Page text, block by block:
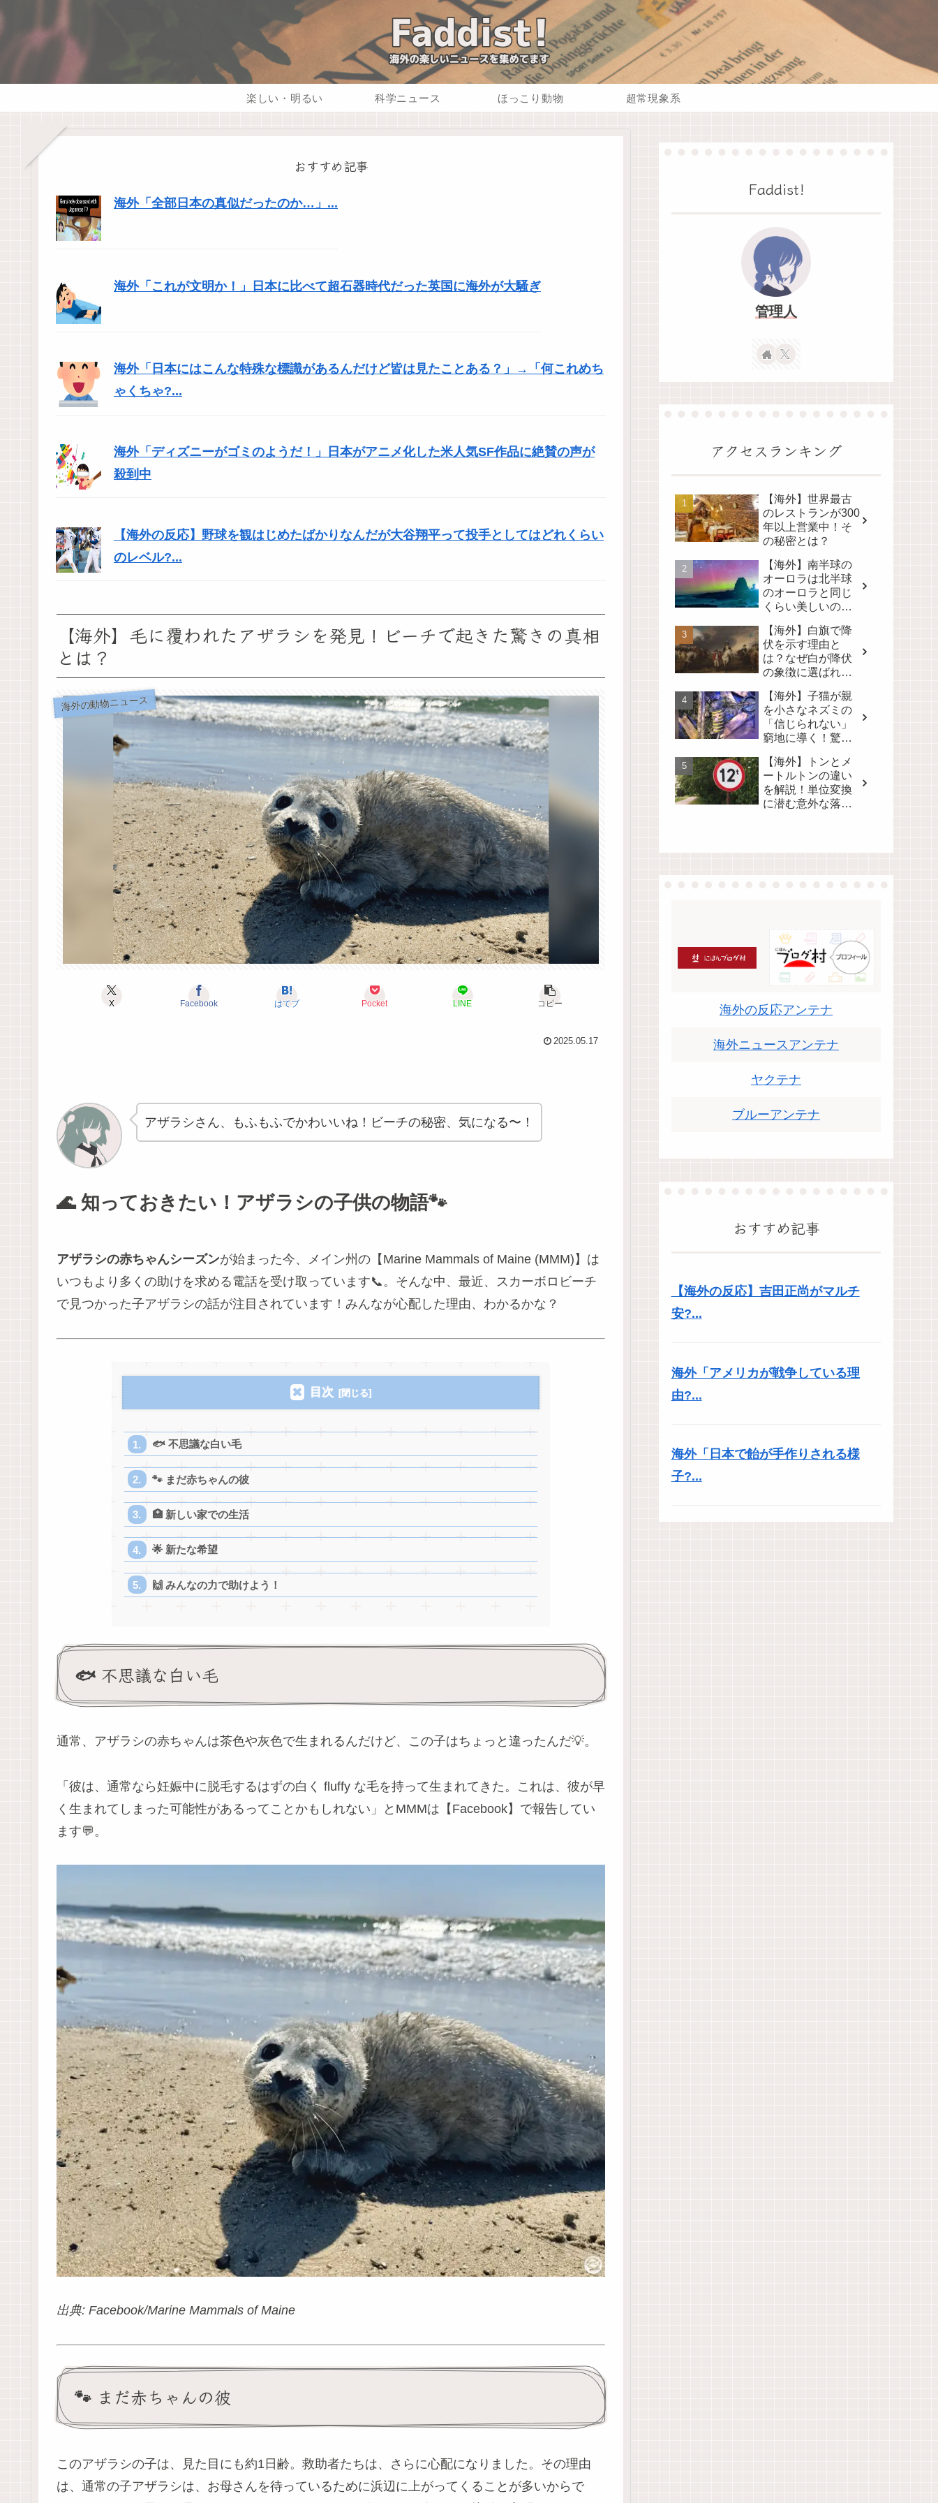
楽しい・明るい 科学ニュース ほっこり動物 超常現象系
おすすめ記事
海外「全部日本の真似だったのか…」...
海外「これが文明か！」日本に比べて超石器時代だった英国に海外が大騒ぎ
海外「日本にはこんな特殊な標識があるんだけど皆は見たことある？」→「何これめち
ゃくちゃ?...
海外「ディズニーがゴミのようだ！」日本がアニメ化した米人気SF作品に絶賛の声が
殺到中
【海外の反応】野球を観はじめたばかりなんだが大谷翔平って投手としてはどれくらい
のレベル?...
【海外】毛に覆われたアザラシを発見！ビーチで起きた驚きの真相
とは？
海外の動物ニュース
X Facebook はてブ Pocket LINE コピー
2025.05.17
アザラシさん、もふもふでかわいいね！ビーチの秘密、気になる〜！
🌊 知っておきたい！アザラシの子供の物語🐾
アザラシの赤ちゃんシーズンが始まった今、メイン州の【Marine Mammals of Maine (MMM)】は
いつもより多くの助けを求める電話を受け取っています📞。そんな中、最近、スカーボロビーチ
で見つかった子アザラシの話が注目されています！みんなが心配した理由、わかるかな？
目次
🐟 不思議な白い毛
🐾 まだ赤ちゃんの彼
🏥 新しい家での生活
🌟 新たな希望
🙌 みんなの力で助けよう！
🐟 不思議な白い毛
通常、アザラシの赤ちゃんは茶色や灰色で生まれるんだけど、この子はちょっと違ったんだ💡。
「彼は、通常なら妊娠中に脱毛するはずの白く fluffy な毛を持って生まれてきた。これは、彼が早
く生まれてしまった可能性があるってことかもしれない」とMMMは【Facebook】で報告してい
ます💬。
出典: Facebook/Marine Mammals of Maine
🐾 まだ赤ちゃんの彼
このアザラシの子は、見た目にも約1日齢。救助者たちは、さらに心配になりました。その理由
は、通常の子アザラシは、お母さんを待っているために浜辺に上がってくることが多いからで
Faddist!
管理人
アクセスランキング
【海外】世界最古
のレストランが300
年以上営業中！そ
の秘密とは？
【海外】南半球の
オーロラは北半球
のオーロラと同じ
くらい美しいの
る！
【海外】白旗で降
伏を示す理由と
は？なぜ白が降伏
の象徴に選ばれた
【海外】子猫が親
を小さなネズミの
「信じられない」
窮地に導く！驚き
【海外】トンとメ
ートルトンの違い
を解説！単位変換
に潜む意外な落と
海外の反応アンテナ
海外ニュースアンテナ
ヤクテナ
ブルーアンテナ
おすすめ記事
【海外の反応】吉田正尚がマルチ
安?...
海外「アメリカが戦争している理
由?...
海外「日本で飴が手作りされる様
子?...